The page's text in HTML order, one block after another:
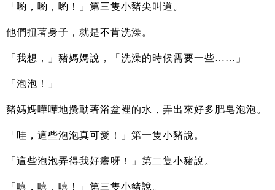
「喲，喲，喲！」第三隻小豬尖叫道。
他們扭著身子，就是不肯洗澡。
「我想，」豬媽媽說，「洗澡的時候需要一些……」
「泡泡！」
豬媽媽嘩嘩地攪動著浴盆裡的水，弄出來好多肥皂泡泡。
「哇，這些泡泡真可愛！」第一隻小豬說。
「這些泡泡弄得我好癢呀！」第二隻小豬說。
「嘻，嘻，嘻！」第三隻小豬說。